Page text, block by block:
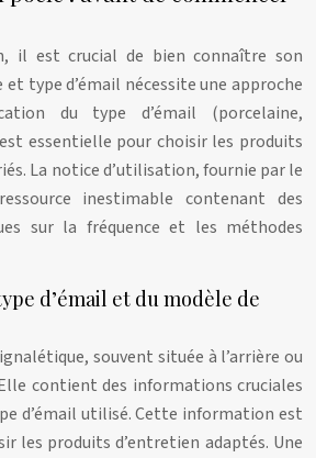
il est crucial de bien connaître son
et type d’émail nécessite une approche
du type d’émail (porcelaine,
essentielle pour choisir les produits
La notice d’utilisation, fournie par le
inestimable contenant des
sur la fréquence et les méthodes
d’émail et du modèle de
souvent située à l’arrière ou
contient des informations cruciales
d’émail utilisé. Cette information est
les produits d’entretien adaptés. Une